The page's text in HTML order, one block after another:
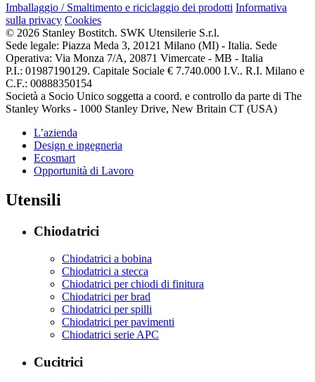
Imballaggio / Smaltimento e riciclaggio dei prodotti Informativa
sulla privacy Cookies
© 2026 Stanley Bostitch. SWK Utensilerie S.r.l.
Sede legale: Piazza Meda 3, 20121 Milano (MI) - Italia. Sede
Operativa: Via Monza 7/A, 20871 Vimercate - MB - Italia
P.I.: 01987190129. Capitale Sociale € 7.740.000 I.V.. R.I. Milano e
C.F.: 00888350154
Società a Socio Unico soggetta a coord. e controllo da parte di The
Stanley Works - 1000 Stanley Drive, New Britain CT (USA)
L’azienda
Design e ingegneria
Ecosmart
Opportunità di Lavoro
Utensili
Chiodatrici
Chiodatrici a bobina
Chiodatrici a stecca
Chiodatrici per chiodi di finitura
Chiodatrici per brad
Chiodatrici per spilli
Chiodatrici per pavimenti
Chiodatrici serie APC
Cucitrici